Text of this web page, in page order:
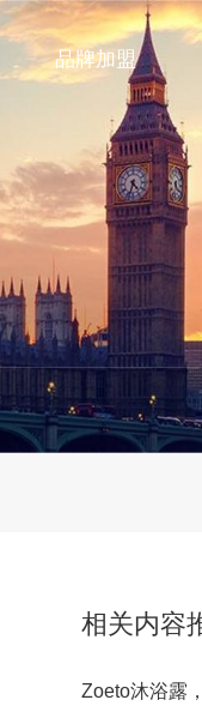
品牌加盟
相关内容
Zoeto沐浴露